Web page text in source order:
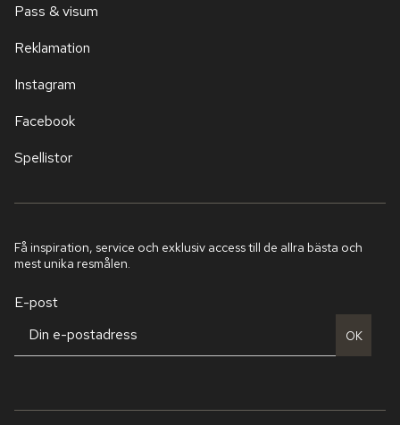
Pass & visum
Reklamation
Instagram
Facebook
Spellistor
Få inspiration, service och exklusiv access till de allra bästa och
mest unika resmålen.
E-post
OK